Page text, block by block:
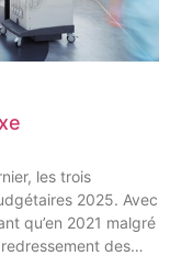
les trois
2025. Avec
qu’en 2021 malgré
des